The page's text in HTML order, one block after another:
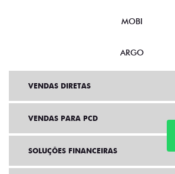
MOBI
ARGO
VENDAS DIRETAS
VENDAS PARA PCD
SOLUÇÕES FINANCEIRAS